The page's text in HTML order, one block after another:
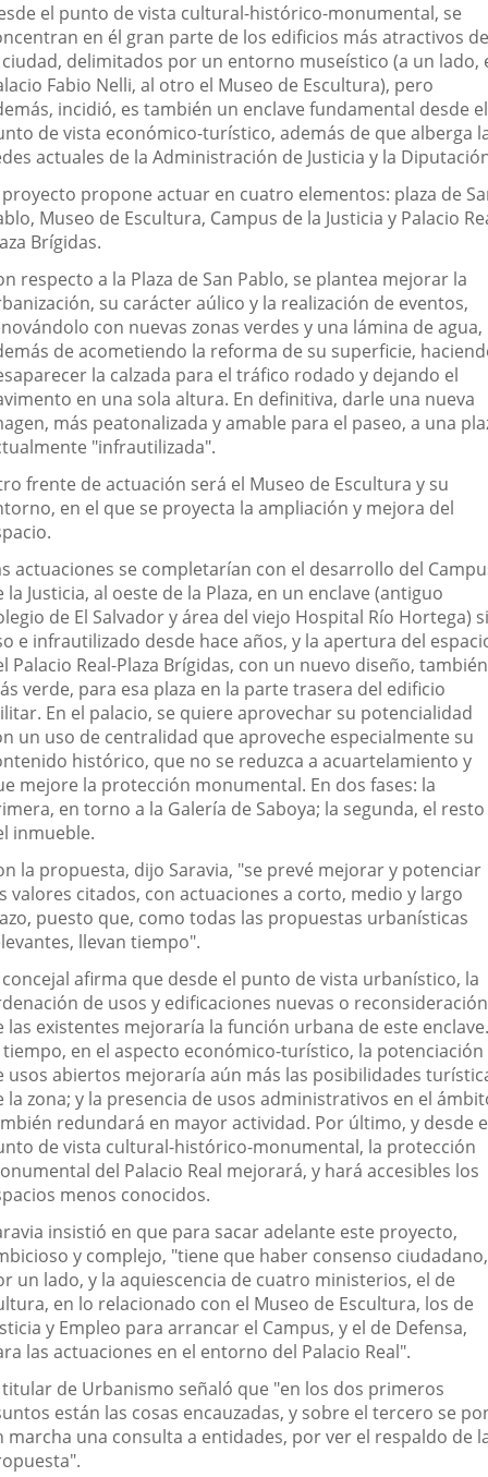
el punto de vista cultural-histórico-monumental, se
en él gran parte de los edificios más atractivos de
delimitados por un entorno museístico (a un lado,
Fabio Nelli, al otro el Museo de Escultura), pero
incidió, es también un enclave fundamental desde el
de vista económico-turístico, además de que alberga
actuales de la Administración de Justicia y la
proyecto propone actuar en cuatro elementos: plaza de
Museo de Escultura, Campus de la Justicia y Palacio
Brígidas.
respecto a la Plaza de San Pablo, se plantea mejorar la
su carácter aúlico y la realización de eventos,
con nuevas zonas verdes y una lámina de agua,
de acometiendo la reforma de su superficie,
la calzada para el tráfico rodado y dejando el
en una sola altura. En definitiva, darle una nueva
más peatonalizada y amable para el paseo, a una
"infrautilizada".
frente de actuación será el Museo de Escultura y su
en el que se proyecta la ampliación y mejora del
actuaciones se completarían con el desarrollo del
la Justicia, al oeste de la Plaza, en un enclave (antiguo
de El Salvador y área del viejo Hospital Río Hortega)
e infrautilizado desde hace años, y la apertura del
Palacio Real-Plaza Brígidas, con un nuevo diseño, también
verde, para esa plaza en la parte trasera del edificio
En el palacio, se quiere aprovechar su potencialidad
un uso de centralidad que aproveche especialmente su
histórico, que no se reduzca a acuartelamiento y
mejore la protección monumental. En dos fases: la
en torno a la Galería de Saboya; la segunda, el resto
inmueble.
la propuesta, dijo Saravia, "se prevé mejorar y potenciar
valores citados, con actuaciones a corto, medio y largo
puesto que, como todas las propuestas urbanísticas
llevan tiempo".
concejal afirma que desde el punto de vista urbanístico, la
de usos y edificaciones nuevas o reconsideración
las existentes mejoraría la función urbana de este enclave.
tiempo, en el aspecto económico-turístico, la potenciación
usos abiertos mejoraría aún más las posibilidades
la zona; y la presencia de usos administrativos en el
redundará en mayor actividad. Por último, y desde
de vista cultural-histórico-monumental, la protección
del Palacio Real mejorará, y hará accesibles los
menos conocidos.
insistió en que para sacar adelante este proyecto,
y complejo, "tiene que haber consenso ciudadano,
un lado, y la aquiescencia de cuatro ministerios, el de
en lo relacionado con el Museo de Escultura, los de
y Empleo para arrancar el Campus, y el de Defensa,
las actuaciones en el entorno del Palacio Real".
titular de Urbanismo señaló que "en los dos primeros
están las cosas encauzadas, y sobre el tercero se
marcha una consulta a entidades, por ver el respaldo de